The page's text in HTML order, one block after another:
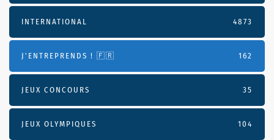
INTERNATIONAL 4873
J'ENTREPRENDS ! 🇫🇷 162
JEUX CONCOURS 35
JEUX OLYMPIQUES 104